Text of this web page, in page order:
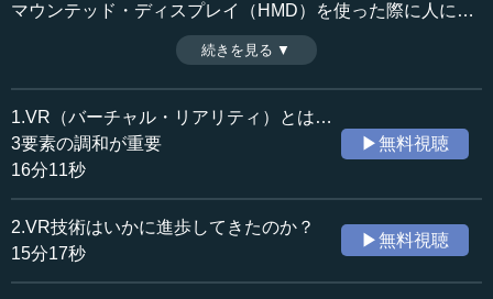
マウンテッド・ディスプレイ（HMD）を使った際に人に与
える影響など、いまだに明らかになっていない問題は多
い。 高齢化問題にどう役立たせるのかといった点も含め、
VRの社会実装における課題について解説する。（全5話中
第5話）
収録日：2018年10月19日
追加日：2018年12月29日
カテゴリー：
科学技術
≪全文≫
●2016年はVR普及元年
続きを見る ▼
1.VR（バーチャル・リアリティ）とは…
3要素の調和が重要
16分11秒
▶無料視聴
2.VR技術はいかに進歩してきたのか？
15分17秒
▶無料視聴